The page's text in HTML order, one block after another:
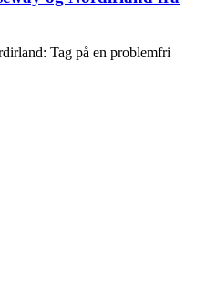
Tag på en problemfri